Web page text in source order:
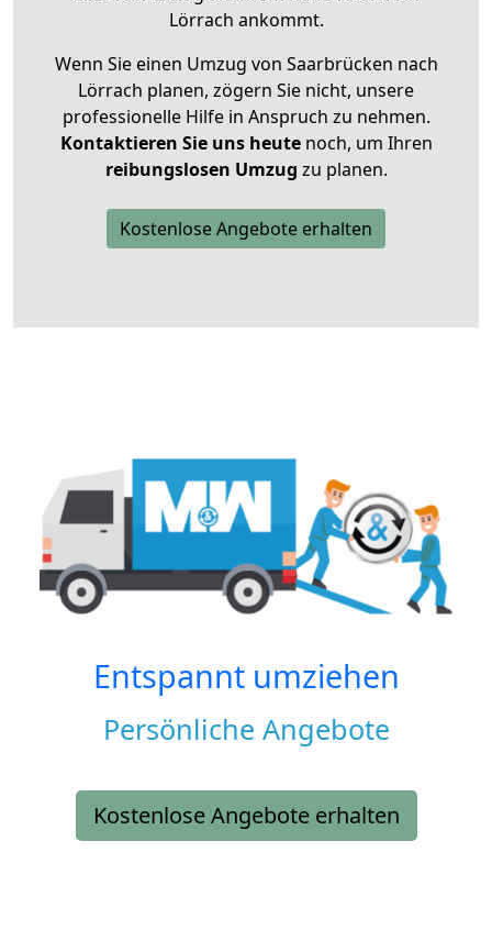
Lörrach ankommt.
Wenn Sie einen Umzug von Saarbrücken nach
Lörrach planen, zögern Sie nicht, unsere
professionelle Hilfe in Anspruch zu nehmen.
Kontaktieren Sie uns heutenoch, um Ihren
reibungslosen Umzug zu planen.
Kostenlose Angebote erhalten
Entspannt umziehen
Persönliche Angebote
Kostenlose Angebote erhalten